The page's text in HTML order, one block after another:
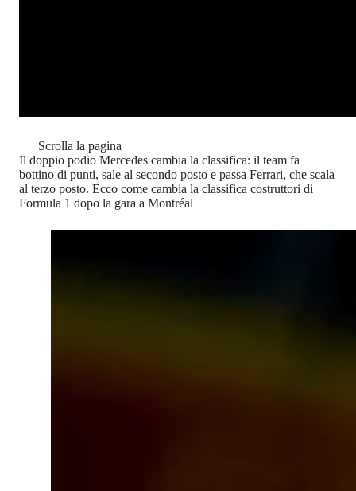
Scrolla la pagina
Il doppio podio Mercedes cambia la classifica: il team fa
bottino di punti, sale al secondo posto e passa Ferrari, che scala
al terzo posto. Ecco come cambia la classifica costruttori di
Formula 1 dopo la gara a Montréal